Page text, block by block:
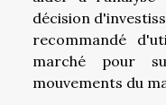
décision
recommandé
marché pour
mouvements du